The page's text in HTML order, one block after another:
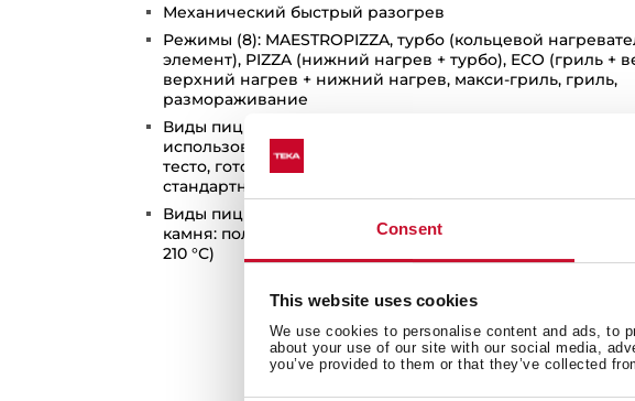
Consent
This website uses cookies
We use cookies to personalise content and ads, to
about your use of our site with our social media,
you’ve provided to them or that they’ve collected
Механический быстрый разогрев
Режимы (8): MAESTROPIZZA, турбо (кольцевой
элемент), PIZZA (нижний нагрев + турбо), ECO (гриль +
верхний нагрев + нижний нагрев, макси-гриль, гриль,
размораживание
Виды пиццы для готовки на режиме MAESTROPIZZA с
использованием камня 3-4 мин.: свежеприготовленное
тесто, готовое тесто, раскатанное тонкое тесто,
стандартное тесто
Виды пиццы для готовки на режиме PIZZA без
камня: полуфабрикат (8 мин., 220 °С), замороженная
210 °С)